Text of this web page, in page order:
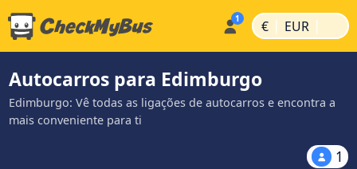
€ | EUR |
Autocarros para Edimburgo
Edimburgo: Vê todas as ligações de autocarros e encontra a
mais conveniente para ti
1